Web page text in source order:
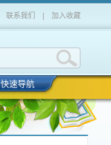
联系我们 加入收藏
快速导航